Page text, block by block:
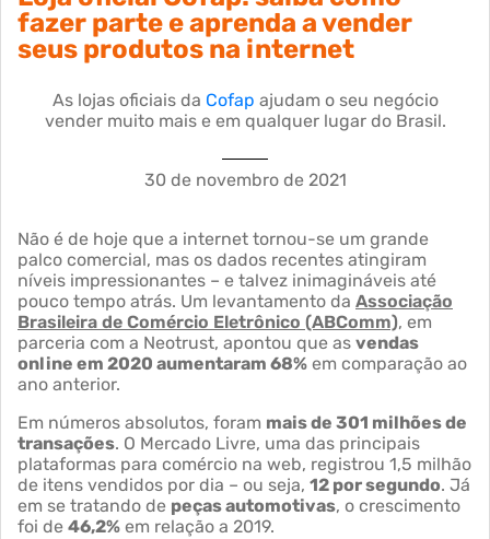
fazer parte e aprenda a vender
seus produtos na internet
As lojas oficiais da Cofap ajudam o seu negócio
vender muito mais e em qualquer lugar do Brasil.
30 de novembro de 2021
Não é de hoje que a internet tornou-se um grande
palco comercial, mas os dados recentes atingiram
níveis impressionantes – e talvez inimagináveis até
pouco tempo atrás. Um levantamento da Associação
Brasileira de Comércio Eletrônico (ABComm), em
parceria com a Neotrust, apontou que as vendas
online em 2020 aumentaram 68% em comparação ao
ano anterior.
Em números absolutos, foram mais de 301 milhões de
transações. O Mercado Livre, uma das principais
plataformas para comércio na web, registrou 1,5 milhão
de itens vendidos por dia – ou seja, 12 por segundo. Já
em se tratando de peças automotivas, o crescimento
foi de 46,2% em relação a 2019.